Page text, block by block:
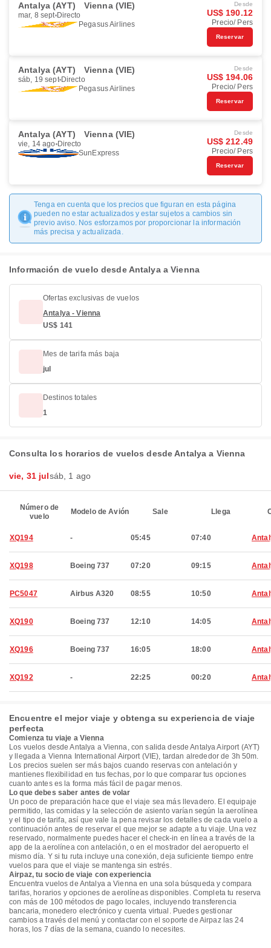
Antalya (AYT) Vienna (VIE)
mar, 8 sept Directo
Pegasus Airlines
Desde
US$ 190.12
Precio/ Pers
Reservar
Antalya (AYT) Vienna (VIE)
sáb, 19 sept Directo
Pegasus Airlines
Desde
US$ 194.06
Precio/ Pers
Reservar
Antalya (AYT) Vienna (VIE)
vie, 14 ago Directo
SunExpress
Desde
US$ 212.49
Precio/ Pers
Reservar
Tenga en cuenta que los precios que figuran en esta página
pueden no estar actualizados y estar sujetos a cambios sin
previo aviso. Nos esforzamos por proporcionar la información
más precisa y actualizada.
Información de vuelo desde Antalya a Vienna
Ofertas exclusivas de vuelos
Antalya - Vienna
US$ 141
Mes de tarifa más baja
jul
Destinos totales
1
Consulta los horarios de vuelos desde Antalya a Vienna
vie, 31 julsáb, 1 ago
Número de
vuelo
Modelo de Avión Sale Llega
XQ194 - 05:45 07:40
XQ198 Boeing 737 07:20 09:15
PC5047 Airbus A320 08:55 10:50
XQ190 Boeing 737 12:10 14:05
XQ196 Boeing 737 16:05 18:00
XQ192 - 22:25 00:20
Encuentre el mejor viaje y obtenga su experiencia de viaje
perfecta
Comienza tu viaje a Vienna
Los vuelos desde Antalya a Vienna, con salida desde Antalya Airport (AYT)
y llegada a Vienna International Airport (VIE), tardan alrededor de 3h 50m.
Los precios suelen ser más bajos cuando reservas con antelación y
mantienes flexibilidad en tus fechas, por lo que comparar tus opciones
cuanto antes es la forma más fácil de pagar menos.
Lo que debes saber antes de volar
Un poco de preparación hace que el viaje sea más llevadero. El equipaje
permitido, las comidas y la selección de asiento varían según la aerolínea
y el tipo de tarifa, así que vale la pena revisar los detalles de cada vuelo a
continuación antes de reservar el que mejor se adapte a tu viaje. Una vez
reservado, normalmente puedes hacer el check-in en línea a través de la
app de la aerolínea con antelación, o en el mostrador del aeropuerto el
mismo día. Y si tu ruta incluye una conexión, deja suficiente tiempo entre
vuelos para que el viaje se mantenga sin estrés.
Airpaz, tu socio de viaje con experiencia
Encuentra vuelos de Antalya a Vienna en una sola búsqueda y compara
tarifas, horarios y opciones de aerolíneas disponibles. Completa tu reserva
con más de 100 métodos de pago locales, incluyendo transferencia
bancaria, monedero electrónico y cuenta virtual. Puedes gestionar
cambios a través del menú y contactar con el soporte de Airpaz las 24
horas, los 7 días de la semana, cuando lo necesites.